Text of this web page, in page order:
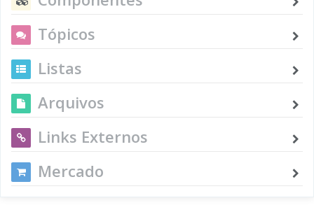
Tópicos
Listas
Arquivos
Links Externos
Mercado